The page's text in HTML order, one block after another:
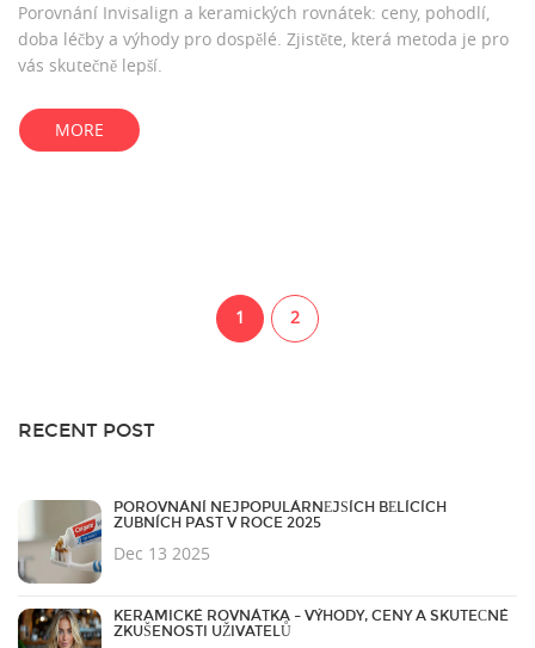
Porovnání Invisalign a keramických rovnátek: ceny, pohodlí,
doba léčby a výhody pro dospělé. Zjistěte, která metoda je pro
vás skutečně lepší.
MORE
1 2
RECENT POST
POROVNÁNÍ NEJPOPULÁRNĚJŠÍCH BĚLÍCÍCH
ZUBNÍCH PAST V ROCE 2025
Dec 13 2025
KERAMICKÉ ROVNÁTKA – VÝHODY, CENY A SKUTEČNÉ
ZKUŠENOSTI UŽIVATELŮ